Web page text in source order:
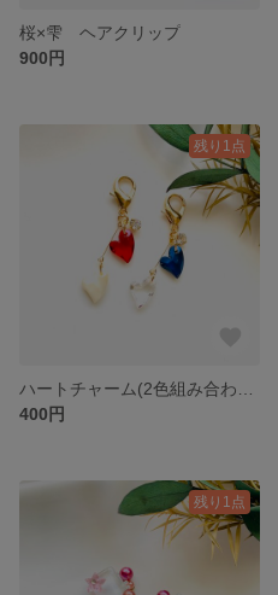
桜×雫 ヘアクリップ
900円
残り1点
400円
残り1点